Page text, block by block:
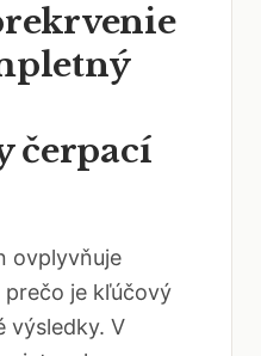
čerpací
ovplyvňuje
prečo je kľúčový
výsledky. V